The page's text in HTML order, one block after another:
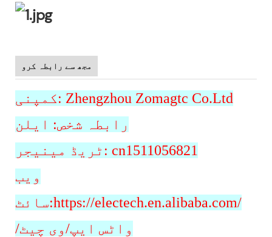
مجھ سے رابطہ کرو
کمپنی: Zhengzhou Zomagtc Co.Ltd
رابطہ شخص: ایلن
ٹریڈ مینیجر: cn1511056821
ویب
سائٹ:https://electech.en.alibaba.com/
واٹس ایپ/وی چیٹ/